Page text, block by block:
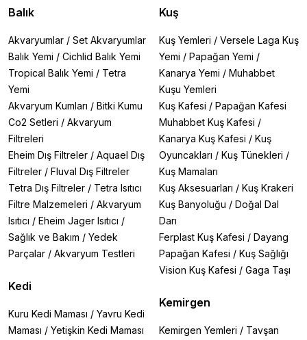
✔ Üstün Filtrasyon:
Gözenekli yapısıyla biyolojik
filtrasyon için mükemmel bir yüzey alanı sağlar.
✔ Sumplarda Kullanım:Kalın taneli mercan kırıkları
sump filtrelerde mekanik ve biyolojik filtrasyon
malzemesi olarak idealdir.
Atakan Pet Shop’ta Satılan Öne Çıkan Mercan Kumu
Çeşitleri
1. Doğal Mercan Kırığı Kumları
🔹 Otantik Görünüm:
Doğadaki mercan resiflerinin
renk ve doku çeşitliliğini yansıtır.
🔹 Çeşitli Boyutlar:İnce taneli zemin kaplamalarından
kalın taneli filtre malzemelerine kadar geniş yelpaze.
2. Seachem Özel Serisi
🔹 Seachem Flourite Serisi:
Yüksek demir içeriğiyle
bitki gelişimini destekleyen, doğal görünümlü özel
kumlar.
Sert su seven balıklar için
ideal, doğal mineral içeriğiyle su kimyasını destekleyen
🔹 Seachem Meridian:Özellikle Afrika cichlidleri için
formüle edilmiş, su sertliğini koruyan özel kum.
Balık
Akvaryumlar / Set Akvaryumlar
Balık Yemi / Cichlid Balık Yemi
Tropical Balık Yemi / Tetra
Yemi
Akvaryum Kumları / Bitki Kumu
Co2 Setleri / Akvaryum
Filtreleri
Eheim Dış Filtreler / Aquael Dış
Filtreler / Fluval Dış Filtreler
Tetra Dış Filtreler / Tetra Isıtıcı
Filtre Malzemeleri / Akvaryum
Isıtıcı / Eheim Jager Isıtıcı /
Sağlık ve Bakım / Yedek
Parçalar / Akvaryum Testleri
Kedi
Kuru Kedi Maması / Yavru Kedi
Maması / Yetişkin Kedi Maması
Kuş
Kuş Yemleri / Versele Laga Kuş
Yemi / Papağan Yemi /
Kanarya Yemi / Muhabbet
Kuşu Yemleri
Kuş Kafesi / Papağan Kafesi
Muhabbet Kuş Kafesi /
Kanarya Kuş Kafesi / Kuş
Oyuncakları / Kuş Tünekleri /
Kuş Mamaları
Kuş Aksesuarları / Kuş Krakeri
Kuş Banyoluğu / Doğal Dal
Darı
Ferplast Kuş Kafesi / Dayang
Papağan Kafesi / Kuş Sağlığı
Vision Kuş Kafesi / Gaga Taşı
Kemirgen
Kemirgen Yemleri / Tavşan